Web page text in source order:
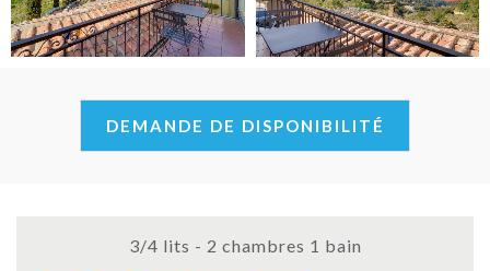
Next
DEMANDE DE DISPONIBILITÉ
3/4 lits - 2 chambres 1 bain